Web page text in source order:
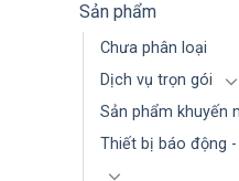
Sản phẩm
Chưa phân loại
Dịch vụ trọn gói
Sản phẩm khuyến
Thiết bị báo động